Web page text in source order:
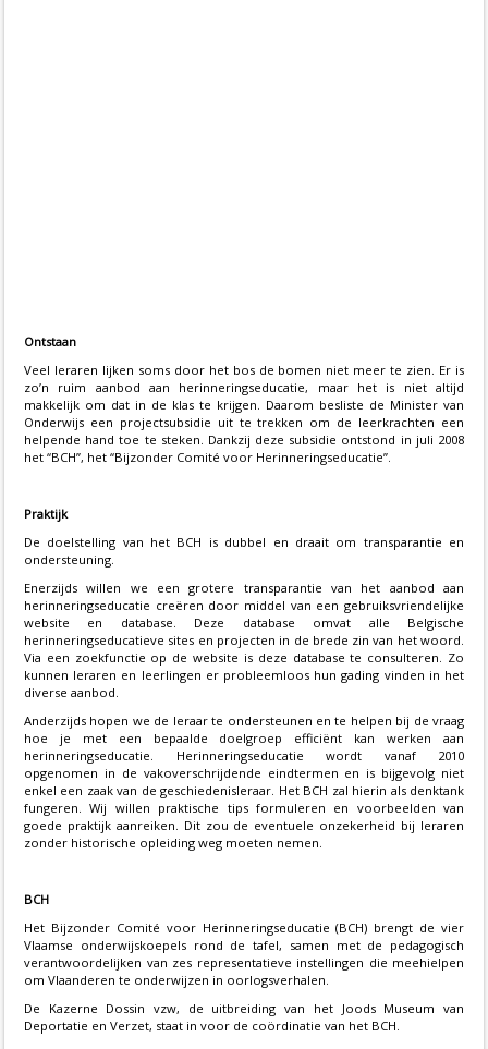
Ontstaan
Veel leraren lijken soms door het bos de bomen niet meer te zien. Er is
zo’n ruim aanbod aan herinneringseducatie, maar het is niet altijd
makkelijk om dat in de klas te krijgen. Daarom besliste de Minister van
Onderwijs een projectsubsidie uit te trekken om de leerkrachten een
helpende hand toe te steken. Dankzij deze subsidie ontstond in juli 2008
het “BCH”, het “Bijzonder Comité voor Herinneringseducatie”.
Praktijk
De doelstelling van het BCH is dubbel en draait om transparantie en
ondersteuning.
Enerzijds willen we een grotere transparantie van het aanbod aan
herinneringseducatie creëren door middel van een gebruiksvriendelijke
website en database. Deze database omvat alle Belgische
herinneringseducatieve sites en projecten in de brede zin van het woord.
Via een zoekfunctie op de website is deze database te consulteren. Zo
kunnen leraren en leerlingen er probleemloos hun gading vinden in het
diverse aanbod.
Anderzijds hopen we de leraar te ondersteunen en te helpen bij de vraag
hoe je met een bepaalde doelgroep efficiënt kan werken aan
herinneringseducatie. Herinneringseducatie wordt vanaf 2010
opgenomen in de vakoverschrijdende eindtermen en is bijgevolg niet
enkel een zaak van de geschiedenisleraar. Het BCH zal hierin als denktank
fungeren. Wij willen praktische tips formuleren en voorbeelden van
goede praktijk aanreiken. Dit zou de eventuele onzekerheid bij leraren
zonder historische opleiding weg moeten nemen.
BCH
Het Bijzonder Comité voor Herinneringseducatie (BCH) brengt de vier
Vlaamse onderwijskoepels rond de tafel, samen met de pedagogisch
verantwoordelijken van zes representatieve instellingen die meehielpen
om Vlaanderen te onderwijzen in oorlogsverhalen.
De Kazerne Dossin vzw, de uitbreiding van het Joods Museum van
Deportatie en Verzet, staat in voor de coördinatie van het BCH.